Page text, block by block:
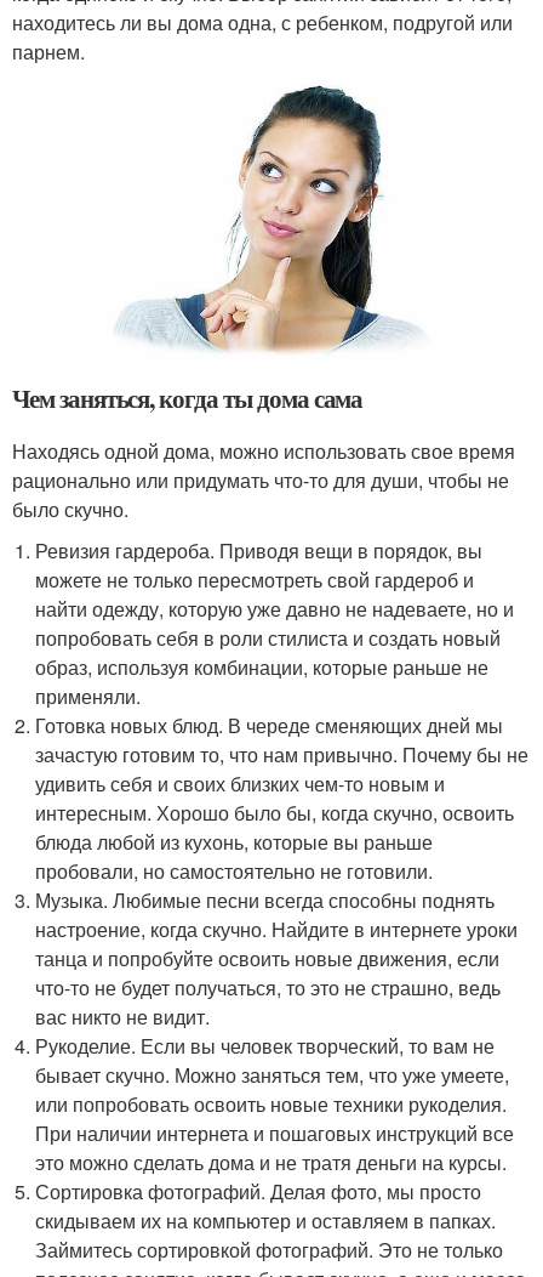
находитесь ли вы дома одна, с ребенком, подругой или
парнем.
Чем заняться, когда ты дома сама
Находясь одной дома, можно использовать свое время
рационально или придумать что-то для души, чтобы не
было скучно.
Ревизия гардероба. Приводя вещи в порядок, вы
можете не только пересмотреть свой гардероб и
найти одежду, которую уже давно не надеваете, но и
попробовать себя в роли стилиста и создать новый
образ, используя комбинации, которые раньше не
применяли.
Готовка новых блюд. В череде сменяющих дней мы
зачастую готовим то, что нам привычно. Почему бы не
удивить себя и своих близких чем-то новым и
интересным. Хорошо было бы, когда скучно, освоить
блюда любой из кухонь, которые вы раньше
пробовали, но самостоятельно не готовили.
Музыка. Любимые песни всегда способны поднять
настроение, когда скучно. Найдите в интернете уроки
танца и попробуйте освоить новые движения, если
что-то не будет получаться, то это не страшно, ведь
вас никто не видит.
Рукоделие. Если вы человек творческий, то вам не
бывает скучно. Можно заняться тем, что уже умеете,
или попробовать освоить новые техники рукоделия.
При наличии интернета и пошаговых инструкций все
это можно сделать дома и не тратя деньги на курсы.
Сортировка фотографий. Делая фото, мы просто
скидываем их на компьютер и оставляем в папках.
Займитесь сортировкой фотографий. Это не только